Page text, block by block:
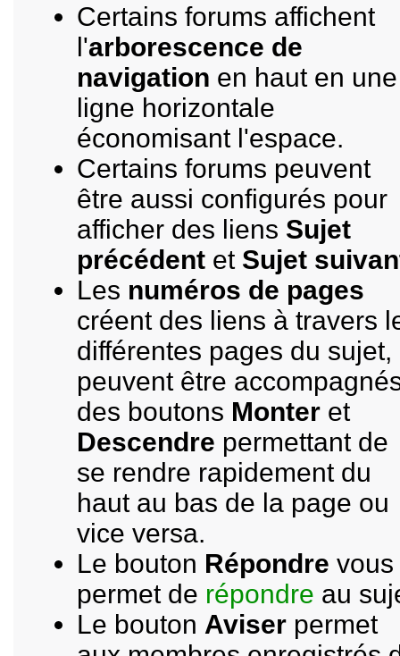
Certains forums affichent
l'arborescence de
navigation en haut en une
ligne horizontale
économisant l'espace.
Certains forums peuvent
être aussi configurés pour
afficher des liens Sujet
précédentet Sujet
Les numéros de pages
créent des liens à travers
différentes pages du sujet,
peuvent être
des boutons Monteret
Descendre permettant de
se rendre rapidement du
haut au bas de la page ou
vice versa.
Le bouton Répondre vous
permet de répondre au
Le bouton Aviserpermet